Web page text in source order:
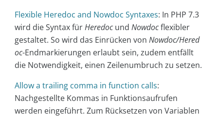
Flexible Heredoc and Nowdoc Syntaxes: In PHP 7.3
wird die Syntax fürHeredocund Nowdocflexibler
gestaltet. So wird das Einrücken von Nowdoc/Hered
oc-Endmarkierungen erlaubt sein, zudem entfällt
die Notwendigkeit, einen Zeilenumbruch zu setzen.
Allow a trailing comma in function calls:
Nachgestellte Kommas in Funktionsaufrufen
werden eingeführt. Zum Rücksetzen von Variablen